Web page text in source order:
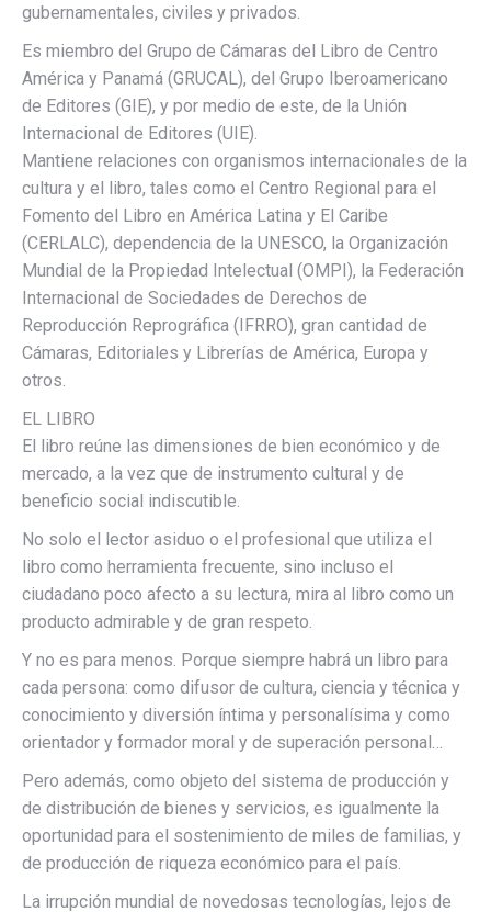
gubernamentales, civiles y privados.
Es miembro del Grupo de Cámaras del Libro de Centro
América y Panamá (GRUCAL), del Grupo Iberoamericano
de Editores (GIE), y por medio de este, de la Unión
Internacional de Editores (UIE).
Mantiene relaciones con organismos internacionales de la
cultura y el libro, tales como el Centro Regional para el
Fomento del Libro en América Latina y El Caribe
(CERLALC), dependencia de la UNESCO, la Organización
Mundial de la Propiedad Intelectual (OMPI), la Federación
Internacional de Sociedades de Derechos de
Reproducción Reprográfica (IFRRO), gran cantidad de
Cámaras, Editoriales y Librerías de América, Europa y
otros.
EL LIBRO
El libro reúne las dimensiones de bien económico y de
mercado, a la vez que de instrumento cultural y de
beneficio social indiscutible.
No solo el lector asiduo o el profesional que utiliza el
libro como herramienta frecuente, sino incluso el
ciudadano poco afecto a su lectura, mira al libro como un
producto admirable y de gran respeto.
Y no es para menos. Porque siempre habrá un libro para
cada persona: como difusor de cultura, ciencia y técnica y
conocimiento y diversión íntima y personalísima y como
orientador y formador moral y de superación personal…
Pero además, como objeto del sistema de producción y
de distribución de bienes y servicios, es igualmente la
oportunidad para el sostenimiento de miles de familias, y
de producción de riqueza económico para el país.
La irrupción mundial de novedosas tecnologías, lejos de